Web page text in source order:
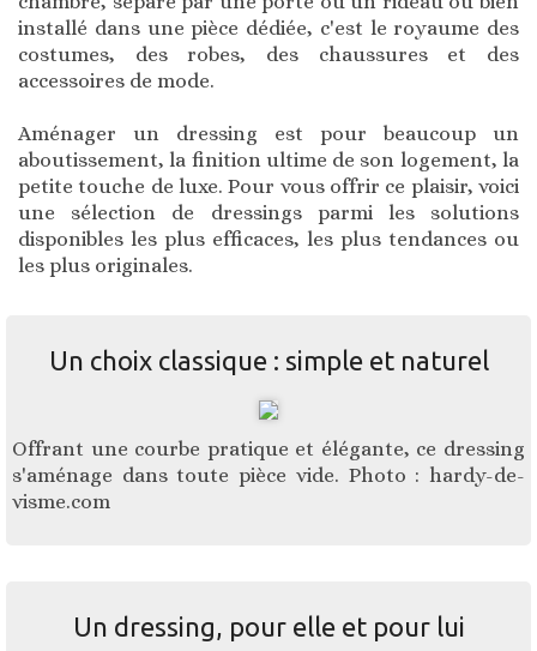
installé dans une pièce dédiée, c'est le royaume des
costumes, des robes, des chaussures et des
accessoires de mode.
Aménager un dressing est pour beaucoup un
aboutissement, la finition ultime de son logement, la
petite touche de luxe. Pour vous offrir ce plaisir, voici
une sélection de dressings parmi les solutions
disponibles les plus efficaces, les plus tendances ou
les plus originales.
Un choix classique : simple et naturel
Offrant une courbe pratique et élégante, ce dressing
s'aménage dans toute pièce vide. Photo : hardy-de-
visme.com
Un dressing, pour elle et pour lui